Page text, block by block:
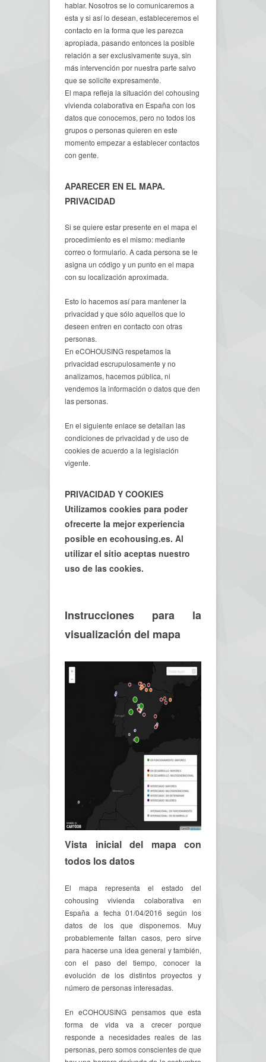
hablar. Nosotros se lo comunicaremos a
esta y si así lo desean, estableceremos el
contacto en la forma que les parezca
apropiada, pasando entonces la posible
relación a ser exclusivamente suya, sin
más intervención por nuestra parte salvo
que se solicite expresamente.
El mapa refleja la situación del cohousing
vivienda colaborativa en España con los
datos que conocemos, pero no todos los
grupos o personas quieren en este
momento empezar a establecer contactos
con gente.
APARECER EN EL MAPA.
PRIVACIDAD
Si se quiere estar presente en el mapa el
procedimiento es el mismo: mediante
correo o formulario. A cada persona se le
asigna un código y un punto en el mapa
con su localización aproximada.
Esto lo hacemos así para mantener la
privacidad y que sólo aquellos que lo
deseen entren en contacto con otras
personas.
En eCOHOUSING respetamos la
privacidad escrupulosamente y no
analizamos, hacemos pública, ni
vendemos la información o datos que den
las personas.
En el siguiente enlace se detallan las
condiciones de privacidad y de uso de
cookies de acuerdo a la legislación
vigente.
PRIVACIDAD Y COOKIES
Utilizamos cookies para poder
ofrecerte la mejor experiencia
posible en ecohousing.es. Al
utilizar el sitio aceptas nuestro
uso de las cookies.
Instrucciones para la
visualización del mapa
Vista inicial del mapa con
todos los datos
El mapa representa el estado del
cohousing vivienda colaborativa en
España a fecha 01/04/2016 según los
datos de los que disponemos. Muy
probablemente faltan casos, pero sirve
para hacerse una idea general y también,
con el paso del tiempo, conocer la
evolución de los distintos proyectos y
número de personas interesadas.
En eCOHOUSING pensamos que esta
forma de vida va a crecer porque
responde a necesidades reales de las
personas, pero somos conscientes de que